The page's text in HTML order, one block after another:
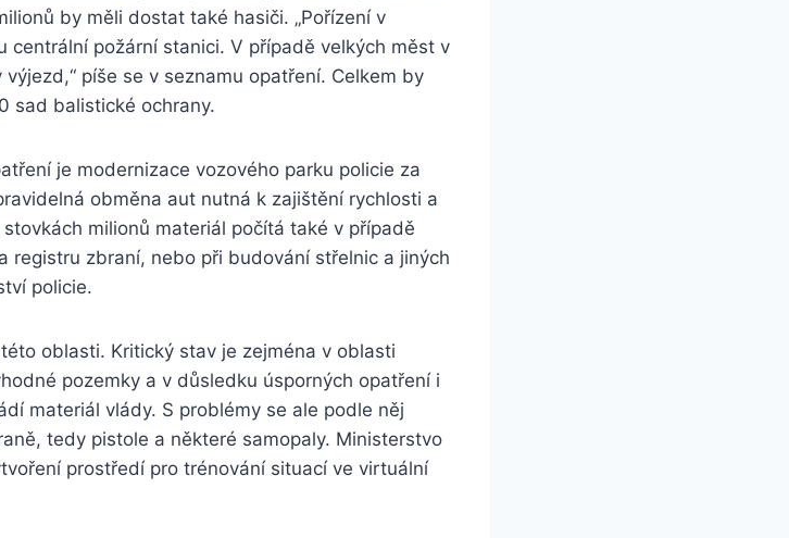
by měli dostat také hasiči. „Pořízení v
centrální požární stanici. V případě velkých měst v
píše se v seznamu opatření. Celkem by
sad balistické ochrany.
je modernizace vozového parku policie za
obměna aut nutná k zajištění rychlosti a
milionů materiál počítá také v případě
registru zbraní, nebo při budování střelnic a jiných
policie.
oblasti. Kritický stav je zejména v oblasti
pozemky a v důsledku úsporných opatření i
materiál vlády. S problémy se ale podle něj
tedy pistole a některé samopaly. Ministerstvo
prostředí pro trénování situací ve virtuální